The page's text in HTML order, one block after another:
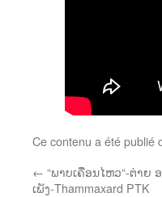
Ce contenu a été publié
← “ພາບເຄື່ອນໄຫວ“-ຕ່າຍ
ເພັງ-Thammaxard PTK